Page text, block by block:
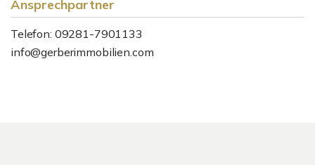
Ansprechpartner
Telefon: 09281-7901133
info@gerberimmobilien.com